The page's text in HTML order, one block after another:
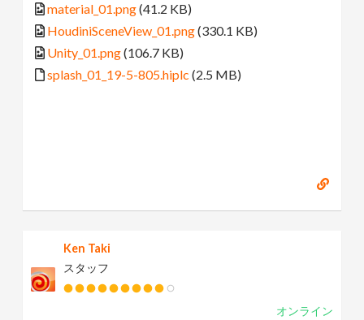
material_01.png(41.2 KB)
HoudiniSceneView_01.png(330.1 KB)
Unity_01.png(106.7 KB)
splash_01_19-5-805.hiplc (2.5 MB)
Ken Taki
スタッフ
オンライン